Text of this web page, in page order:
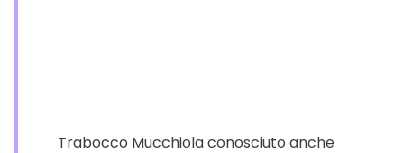
Trabocco Mucchiola conosciuto anche